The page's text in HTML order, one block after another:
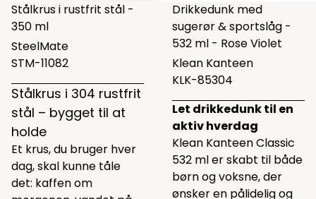
Stålkrus i rustfrit stål -
350 ml
SteelMate
STM-11082
Stålkrus i 304 rustfrit
stål – bygget til at
holde
Et krus, du bruger hver
dag, skal kunne tåle
det: kaffen om
Drikkedunk med
sugerør & sportslåg -
532 ml - Rose Violet
Klean Kanteen
KLK-85304
Let drikkedunk til en
aktiv hverdag
Klean Kanteen Classic
532 ml er skabt til både
børn og voksne, der
ønsker en pålidelig og